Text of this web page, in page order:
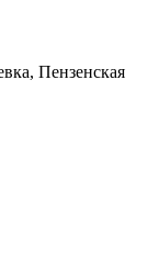
Пензенская